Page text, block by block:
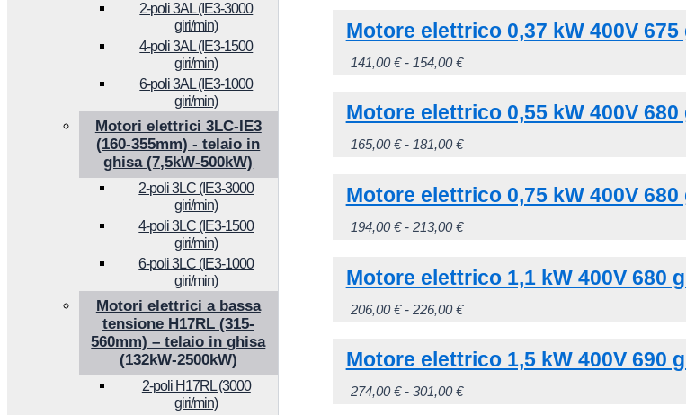
2-poli 3AL (IE3-3000
giri/min)
4-poli 3AL (IE3-1500
giri/min)
6-poli 3AL (IE3-1000
giri/min)
Motori elettrici 3LC-IE3
(160-355mm) - telaio in
ghisa (7,5kW-500kW)
2-poli 3LC (IE3-3000
giri/min)
4-poli 3LC (IE3-1500
giri/min)
6-poli 3LC (IE3-1000
giri/min)
Motori elettrici a bassa
tensione H17RL (315-
560mm) – telaio in ghisa
(132kW-2500kW)
2-poli H17RL (3000
giri/min)
Le
possono
scelte
nella
del
prodotto
prezzo:
da
a
ha
più
Le
scelte
nella
del
prodotto
Motore elettrico 0,37 kW 400V
141,00€ - 154,00€Fascia
prezzo:
da
a
Questo
ha
più
Le
scelte
nella
del
prodotto
Motore elettrico 0,55 kW 400V
165,00€ - 181,00€Fascia
prezzo:
da
Questo
ha
più
Le
possono
scelte
nella
Motore elettrico 0,75 kW 400V
194,00€ - 213,00€Fascia
prezzo:
da
a
Questo
ha
più
Le
Motore elettrico 1,1 kW 400V 680
206,00€ - 226,00€Fascia
prezzo:
da
Questo
ha
più
Motore elettrico 1,5 kW 400V 690
274,00€ - 301,00€Fascia
Questo